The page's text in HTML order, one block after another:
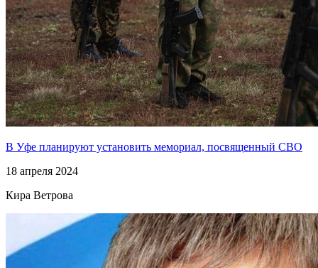
В Уфе планируют установить мемориал, посвященный СВО
18 апреля 2024
Кира Ветрова